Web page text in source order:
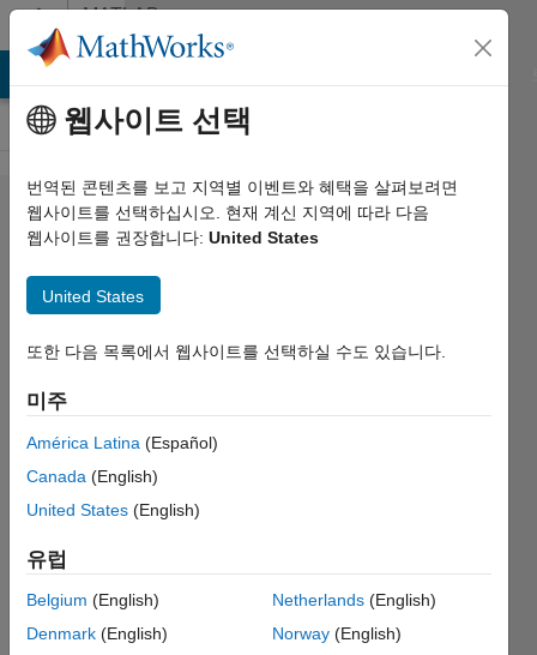
콘텐츠로 바로 가기
MATLAB
Answers
K-Fold
validation
to
compute
bias
correction.
Ahmed
23
1 답변
업데이트
시간: 2024
웹사이트 선택
번역된 콘텐츠를 보고 지역별 이벤트와 혜택을 살펴보려면
웹사이트를 선택하십시오. 현재 계신 지역에 따라 다음
웹사이트를 권장합니다: United States
United States
또한 다음 목록에서 웹사이트를 선택하실 수도 있습니다.
미주
América Latina (Español)
Canada (English)
United States (English)
유럽
Belgium (English)
Denmark (English)
Netherlands(English)
Norway(English)